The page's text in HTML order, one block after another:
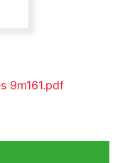
9m161.pdf